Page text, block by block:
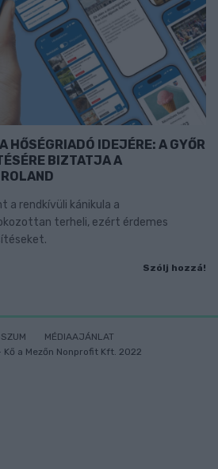
HŐSÉGRIADÓ IDEJÉRE: A GYŐR
BIZTATJA A
a rendkívüli kánikula a
terheli, ezért érdemes
Szólj hozzá!
MÉDIAAJÁNLAT
Kő a Mezőn Nonprofit Kft. 2022